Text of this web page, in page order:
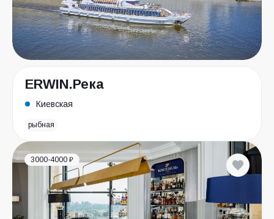
ERWIN.Река
Киевская
рыбная
3000-4000 ₽